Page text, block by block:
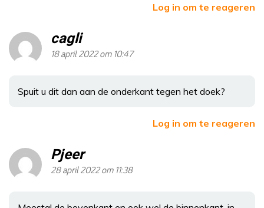
Log in om te reageren
cagli
18 april 2022 om 10:47
Spuit u dit dan aan de onderkant tegen het doek?
Log in om te reageren
Pjeer
28 april 2022 om 11:38